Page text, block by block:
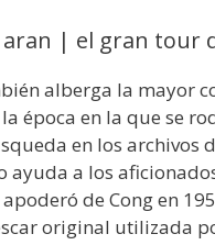
aran | el gran tour
alberga la mayor
época en la que se
en los archivos
ayuda a los
de Cong en
original utilizada